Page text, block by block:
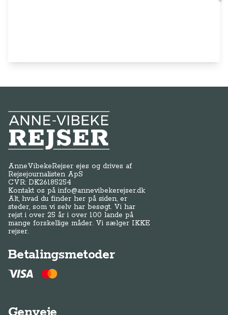
Anne-Vibeke Rejser
AnneVibekeRejser ejes og drives af
Rejsejournalisten ApS
CVR: DK26185254
Kontakt os påinfo@annevibekerejser.dk
Alt, hvad du finder her på siden, er
steder, som vi selv har besøgt. Vi har
rejst i over 25 år i over 100 lande på
mange forskellige måder. Vi sælger IKKE
rejser.
Betalingsmetoder